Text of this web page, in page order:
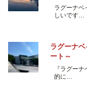
ラグーナベ
しいです…
ラグーナ
ート～
『ラグー
的に…